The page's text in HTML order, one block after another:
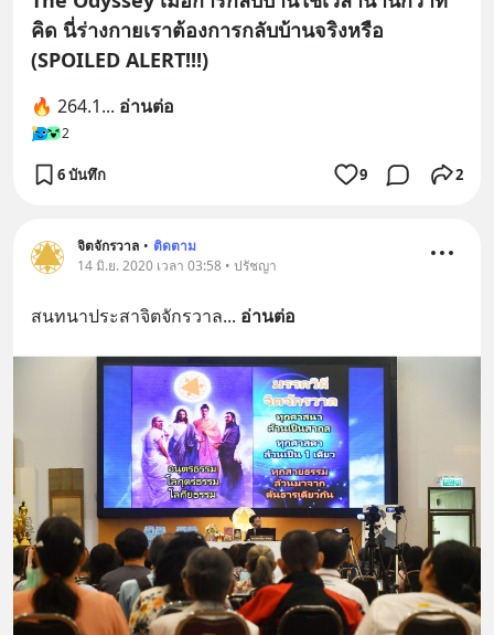
คิด นี่ร่างกายเราต้องการกลับบ้านจริงหรือ
(SPOILED ALERT!!!)
🔥 264.1... อ่านต่อ
2
6 บันทึก 9 2
จิตจักรวาล • ติดตาม
14 มิ.ย. 2020 เวลา 03:58 • ปรัชญา
สนทนาประสาจิตจักรวาล... อ่านต่อ